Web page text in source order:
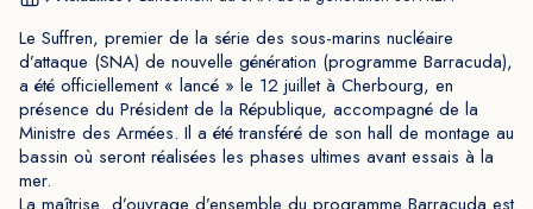
Le Suffren, premier de la série des sous-marins nucléaire
d’attaque (SNA) de nouvelle génération (programme Barracuda),
a été officiellement « lancé » le 12 juillet à Cherbourg, en
présence du Président de la République, accompagné de la
Ministre des Armées. Il a été transféré de son hall de montage au
bassin où seront réalisées les phases ultimes avant essais à la
mer.